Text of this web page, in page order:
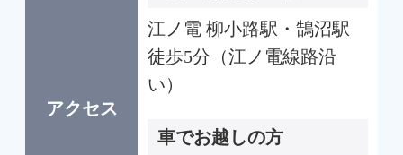
アクセス
江ノ電 柳小路駅・鵠沼駅
徒歩5分（江ノ電線路沿
い）
車でお越しの方